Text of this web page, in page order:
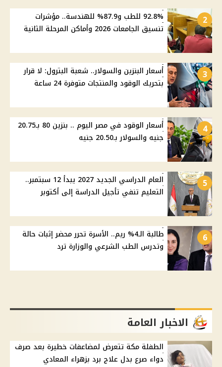
2
92.8% للطب و87.9% للهندسة.. مؤشرات
تنسيق الجامعات 2026 وأماكن المرحلة الثانية
3
أسعار البنزين والسولار.. شعبة البترول: لا قرار
بتحريك الوقود والمنتجات متوفرة 24 ساعة
4
أسعار الوقود في مصر اليوم .. بنزين 80 بـ20.75
جنيه والسولار بـ20.50 جنيه
5
العام الدراسي الجديد 2027 يبدأ 12 سبتمبر..
التعليم تنفي تأجيل الدراسة إلى أكتوبر
6
طالبة الـ4% ريم.. الأسرة تحرر محضر إثبات حالة
وتدرس الطب الشرعي والوزارة ترد
الاخبار العامة
الطفلة مكة تتعرض لمضاعفات خطيرة بعد صرف
دواء صرع بدل علاج برد بزهراء المعادي